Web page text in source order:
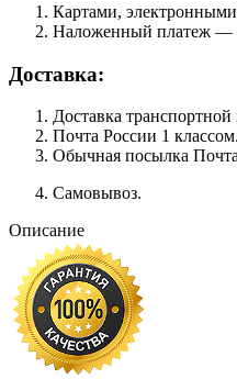
Картами,
Наложенный платеж —
Доставка:
Доставка
Почта России 1
Обычная посылка
Самовывоз.
Описание